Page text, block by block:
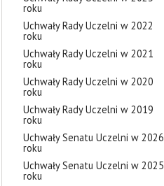
roku
Uchwały Rady Uczelni w 2022
roku
Uchwały Rady Uczelni w 2021
roku
Uchwały Rady Uczelni w 2020
roku
Uchwały Rady Uczelni w 2019
roku
Uchwały Senatu Uczelni w 2026
roku
Uchwały Senatu Uczelni w 2025
roku